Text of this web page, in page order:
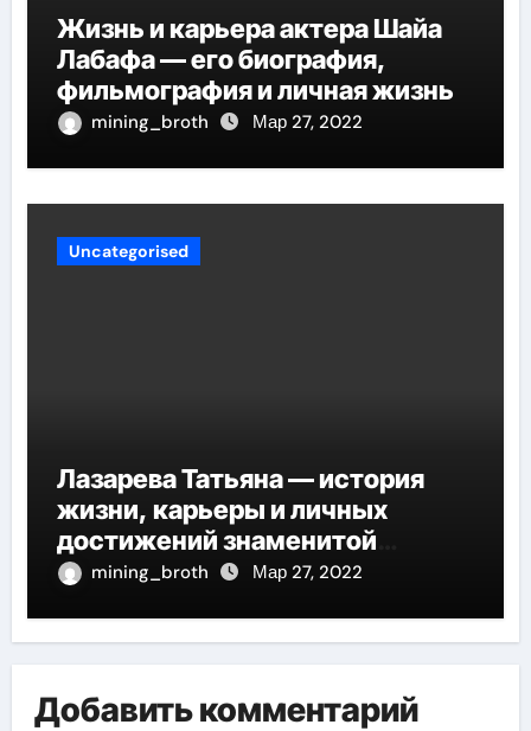
Жизнь и карьера актера Шайа
Лабафа — его биография,
фильмография и личная жизнь
mining_broth Мар 27, 2022
Uncategorised
Лазарева Татьяна — история
жизни, карьеры и личных
достижений знаменитой
актрисы, восходящей на олимп
mining_broth Мар 27, 2022
Добавить комментарий